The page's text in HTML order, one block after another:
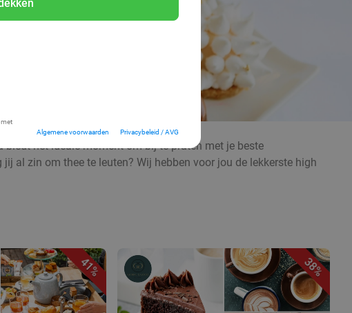
met
Algemene voorwaarden Privacybeleid / AVG
biedt het ideale moment om bij te praten met je beste
al zin om thee te leuten? Wij hebben voor jou de lekkerste high
41% 38%